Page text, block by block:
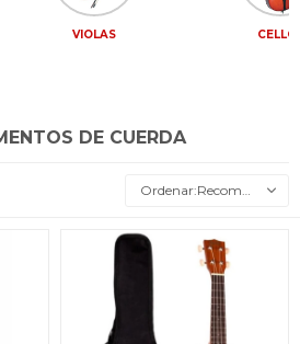
VIOLAS
DE CUERDA
Recomendados